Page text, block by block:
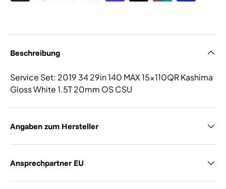
Beschreibung
Service Set: 2019 34 29in 140 MAX 15x110QR Kashima
Gloss White 1.5T 20mm OS CSU
Angaben zum Hersteller
Ansprechpartner EU